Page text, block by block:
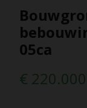
05ca
€ 220.000